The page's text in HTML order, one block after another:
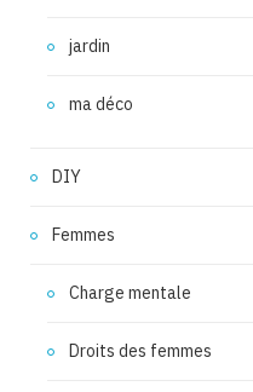
jardin
ma déco
DIY
Femmes
Charge mentale
Droits des femmes